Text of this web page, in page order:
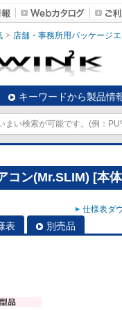
店舗・事務所用パッケージ
キーワードから製品情
コン(Mr.SLIM) [本
仕様表ダ
表 別売品